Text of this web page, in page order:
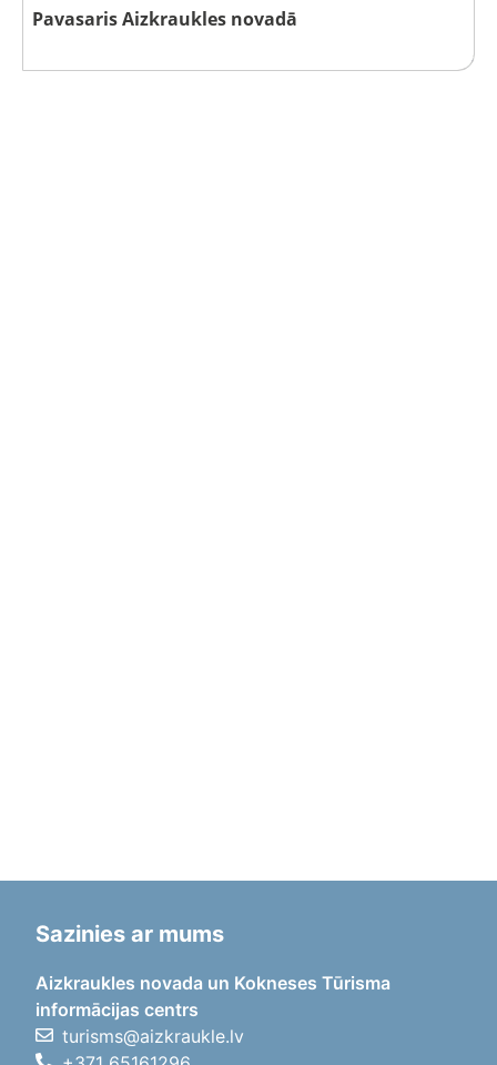
Pavasaris Aizkraukles novadā
Sazinies ar mums
Aizkraukles novada un Kokneses Tūrisma
informācijas centrs
turisms@aizkraukle.lv